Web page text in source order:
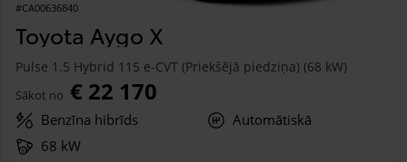
#CA00636840
Toyota Aygo X
Pulse 1.5 Hybrid 115 e-CVT (Priekšējā piedziņa) (68 kW)
Sākot no € 22 170
Benzīna hibrīds
Automātiskā
68 kW